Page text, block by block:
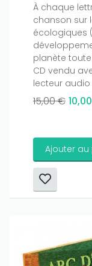
À chaque
chanson sur
écologiques
planète
CD vendu
lecteur
15,00 €
Ajouter au